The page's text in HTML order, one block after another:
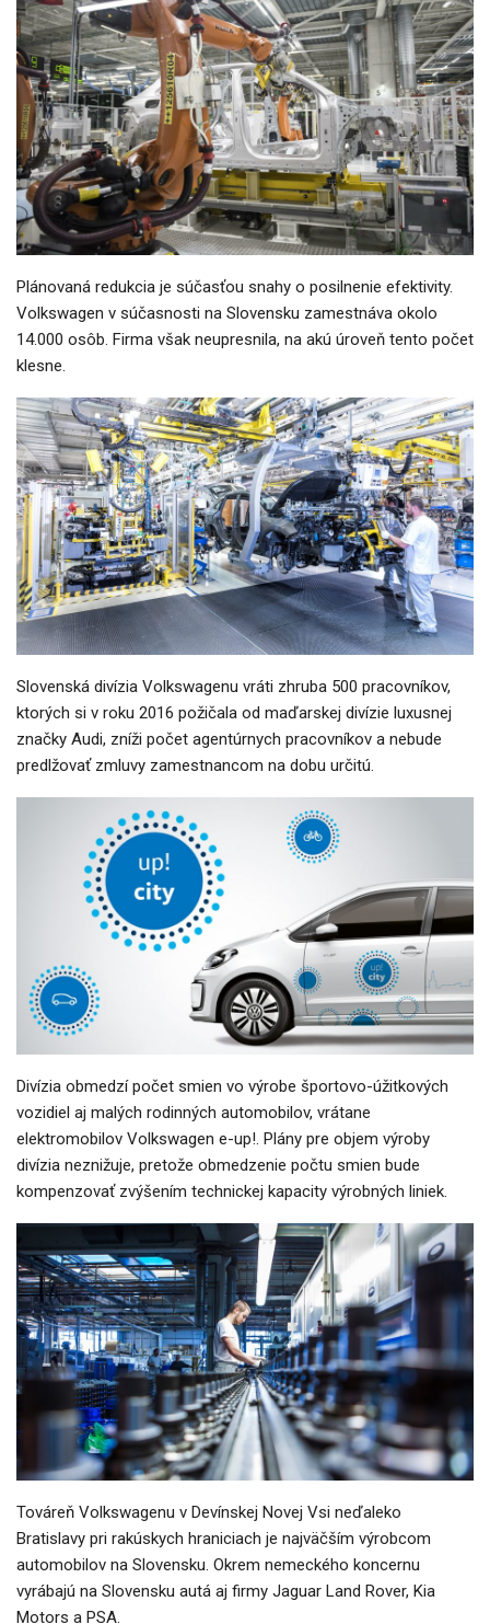
Plánovaná redukcia je súčasťou snahy o posilnenie efektivity.
Volkswagen v súčasnosti na Slovensku zamestnáva okolo
14.000 osôb. Firma však neupresnila, na akú úroveň tento počet
klesne.
Slovenská divízia Volkswagenu vráti zhruba 500 pracovníkov,
ktorých si v roku 2016 požičala od maďarskej divízie luxusnej
značky Audi, zníži počet agentúrnych pracovníkov a nebude
predlžovať zmluvy zamestnancom na dobu určitú.
Divízia obmedzí počet smien vo výrobe športovo-úžitkových
vozidiel aj malých rodinných automobilov, vrátane
elektromobilov Volkswagen e-up!. Plány pre objem výroby
divízia neznižuje, pretože obmedzenie počtu smien bude
kompenzovať zvýšením technickej kapacity výrobných liniek.
Továreň Volkswagenu v Devínskej Novej Vsi neďaleko
Bratislavy pri rakúskych hraniciach je najväčším výrobcom
automobilov na Slovensku. Okrem nemeckého koncernu
vyrábajú na Slovensku autá aj firmy Jaguar Land Rover, Kia
Motors a PSA.